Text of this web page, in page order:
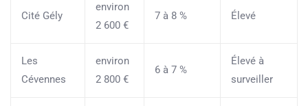
Cité Gély
environ
2 600 €
7 à 8 % Élevé
Les
Cévennes
environ
2 800 €
6 à 7 %
Élevé à
surveiller